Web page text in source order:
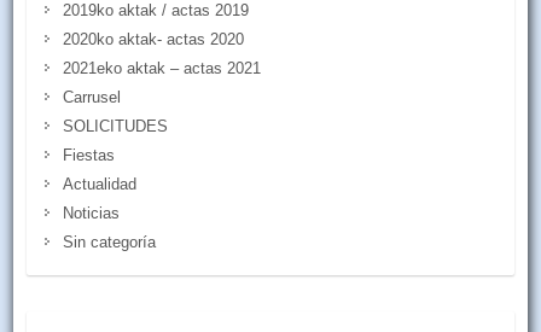
2019ko aktak / actas 2019
2020ko aktak- actas 2020
2021eko aktak – actas 2021
Carrusel
SOLICITUDES
Fiestas
Actualidad
Noticias
Sin categoría